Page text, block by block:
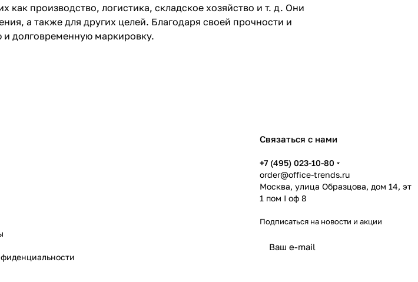
как производство, логистика, складское хозяйство и т. д. Они
а также для других целей. Благодаря своей прочности и
долговременную маркировку.
Связаться с нами
+7 (495) 023-10-80
order@office-trends.ru
Москва, улица Образцова, дом 14, эт
1 пом I оф 8
Подписаться на новости и акции